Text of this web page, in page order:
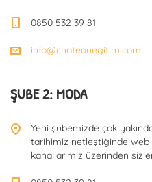
0850 532 39 81
info@chateauegitim.com
ŞUBE 2: MODA
Yeni şubemizde çok
tarihimiz netleştiğinde
kanallarımız üzerinden